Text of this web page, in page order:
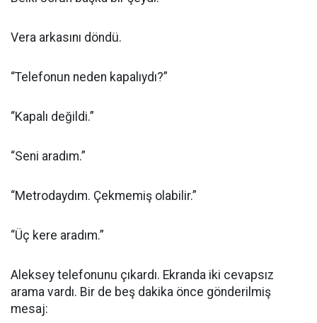
Vera arkasını döndü.
“Telefonun neden kapalıydı?”
“Kapalı değildi.”
“Seni aradım.”
“Metrodaydım. Çekmemiş olabilir.”
“Üç kere aradım.”
Aleksey telefonunu çıkardı. Ekranda iki cevapsız
arama vardı. Bir de beş dakika önce gönderilmiş
mesaj: